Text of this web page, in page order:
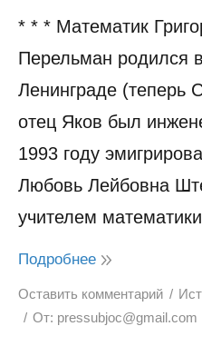
* * * Математик
Перельман родился
Ленинграде (теперь
отец Яков был
1993 году
Любовь Лейбовна
учителем
Подробнее
Оставить комментарий
От: pressubjoc@gmail.com